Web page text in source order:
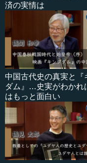
済の実情は
中国古代史の真実と『
ダム』…史実がわかれ
はもっと面白い